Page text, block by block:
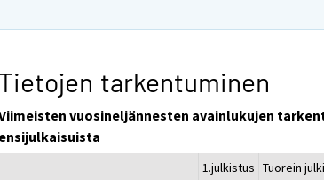
Tietojen tarkentuminen
vuosineljännesten avainlukujen
ensijulkaisuista
1.julkistus Tuorein